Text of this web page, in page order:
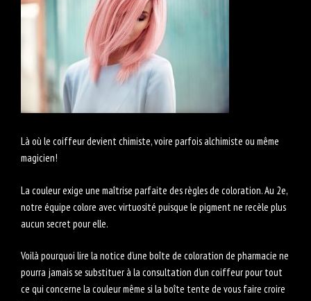
Là où le coiffeur devient chimiste, voire parfois alchimiste ou même
magicien!
La couleur exige une maîtrise parfaite des règles de coloration. Au 2e,
notre équipe colore avec virtuosité puisque le pigment ne recèle plus
aucun secret pour elle.
Voilà pourquoi lire la notice d’une boîte de coloration de pharmacie ne
pourra jamais se substituer à la consultation d’un coiffeur pour tout
ce qui concerne la couleur même si la boîte tente de vous faire croire